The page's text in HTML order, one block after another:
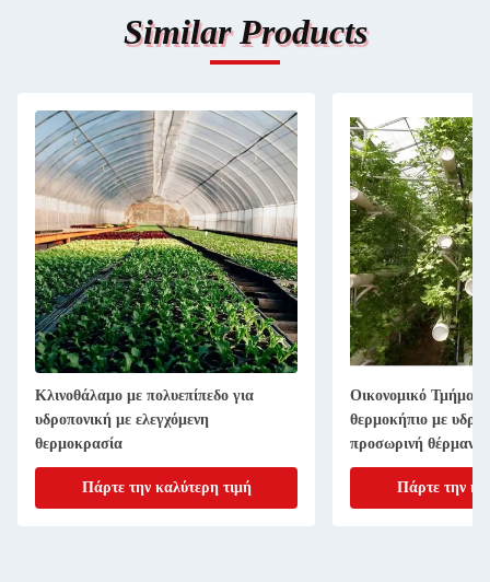
Similar Products
Κλινοθάλαμο με πολυεπίπεδο για
υδροπονική με ελεγχόμενη
θερμοκρασία
Πάρτε την καλύτερη τιμή
Οικονομικό Τμήμα
θερμοκήπιο με
προσωρινή
Πάρτε την